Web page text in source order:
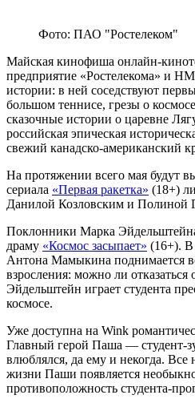
Фото: ПАО "Ростелеком"
Майская кинофиша онлайн-
предприятие «Ростелекома» и
истории: в ней соседствуют
большом теннисе, грезы о
сказочные истории о царевне
российская эпическая
свежий канадско-американский
На протяжении всего мая будут
сериала «Первая ракетка» (18+)
Данилой Козловским и Полиной
Поклонники Марка
драму «Космос засыпает» (16+).
Антона Мамыкина поднимается
взросления: можно ли
Эйдельштейн играет студента
космосе.
Уже доступна на Wink
Главный герой Паша — студент-
влюблялся, да ему и некогда. Все
жизни Паши появляется
противоположность студента-